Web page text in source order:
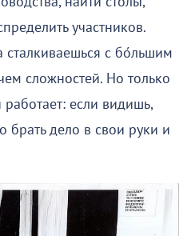
участников.
сталкиваешься с бо́льшим
сложностей. Но только
если видишь,
брать дело в свои руки и